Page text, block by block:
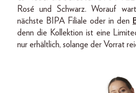
Rosé und Schwarz. Worauf
nächste BIPA Filiale oder in den
denn die Kollektion ist eine
nur erhältlich, solange der Vorrat